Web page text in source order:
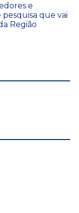
e
que vai
Região